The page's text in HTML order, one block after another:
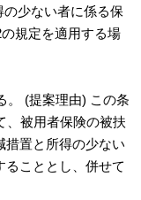
少ない者に係る保
規定を適用する場
。 (提案理由) この条
、被用者保険の被扶
措置と所得の少ない
こととし、併せて